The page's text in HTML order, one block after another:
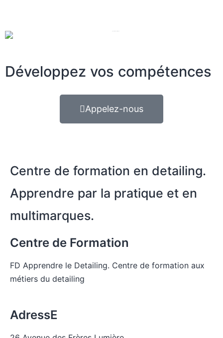
Développez vos compétences
Appelez-nous
Centre de formation en detailing.
Apprendre par la pratique et en
multimarques.
Centre de Formation
FD Apprendre le Detailing. Centre de formation aux
métiers du detailing
AdressE